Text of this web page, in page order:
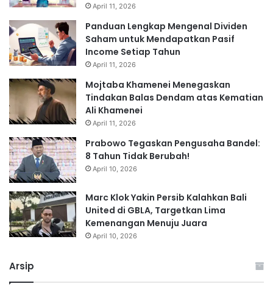
April 11, 2026
Panduan Lengkap Mengenal Dividen
Saham untuk Mendapatkan Pasif
Income Setiap Tahun
April 11, 2026
Mojtaba Khamenei Menegaskan
Tindakan Balas Dendam atas Kematian
Ali Khamenei
April 11, 2026
Prabowo Tegaskan Pengusaha Bandel:
8 Tahun Tidak Berubah!
April 10, 2026
Marc Klok Yakin Persib Kalahkan Bali
United di GBLA, Targetkan Lima
Kemenangan Menuju Juara
April 10, 2026
Arsip